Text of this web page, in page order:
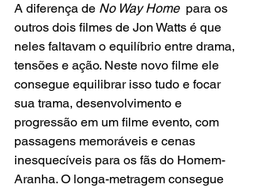
A diferença de No Way Home para os
outros dois filmes de Jon Watts é que
neles faltavam o equilíbrio entre drama,
tensões e ação. Neste novo filme ele
consegue equilibrar isso tudo e focar
sua trama, desenvolvimento e
progressão em um filme evento, com
passagens memoráveis e cenas
inesquecíveis para os fãs do Homem-
Aranha. O longa-metragem consegue